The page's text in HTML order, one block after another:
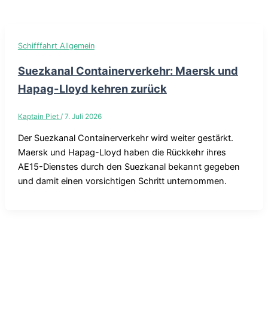
Schifffahrt Allgemein
Suezkanal Containerverkehr: Maersk und
Hapag-Lloyd kehren zurück
Kaptain Piet / 7. Juli 2026
Der Suezkanal Containerverkehr wird weiter gestärkt.
Maersk und Hapag-Lloyd haben die Rückkehr ihres
AE15-Dienstes durch den Suezkanal bekannt gegeben
und damit einen vorsichtigen Schritt unternommen.